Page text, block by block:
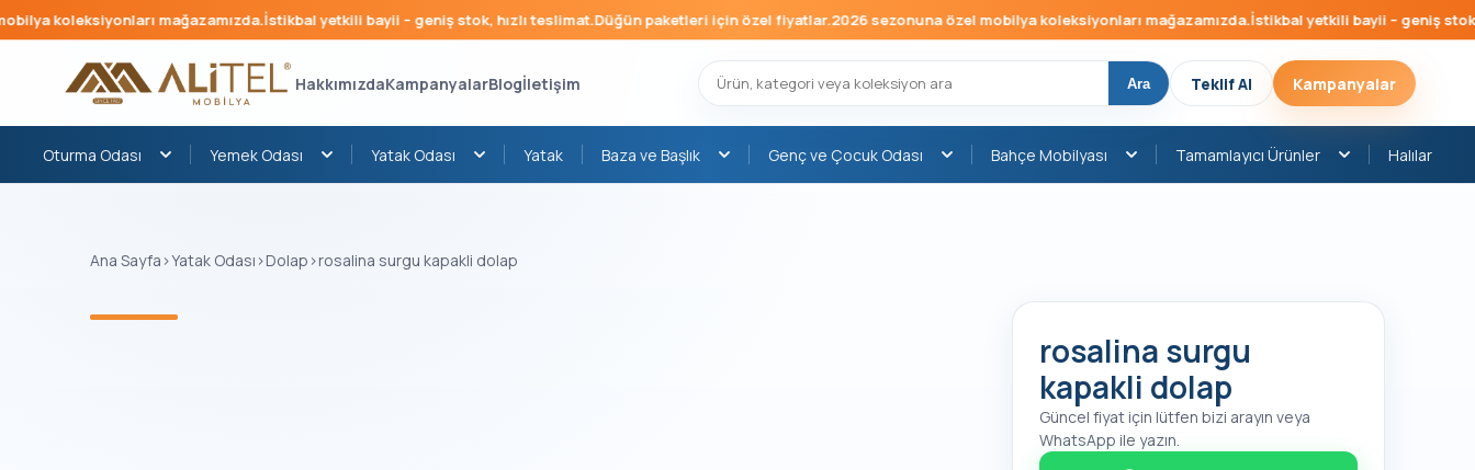
koleksiyonları mağazamızda.İstikbal yetkili bayii – geniş stok, hızlı teslimat.Düğün paketleri için özel fiyatlar.2026 sezonuna özel mobilya koleksiyonları mağazamızda.İstikbal yetkili bayii – geniş stok,
HakkımızdaKampanyalarBlogİletişim Ara Teklif Al Kampanyalar
Oturma Odası Yemek Odası Yatak Odası Yatak Baza ve Başlık Genç ve Çocuk Odası Bahçe Mobilyası Tamamlayıcı Ürünler Halılar
Ana Sayfa ›Yatak Odası ›Dolap ›rosalina surgu kapakli dolap
rosalina surgu
kapakli dolap
Güncel fiyat için lütfen bizi arayın veya
WhatsApp ile yazın.